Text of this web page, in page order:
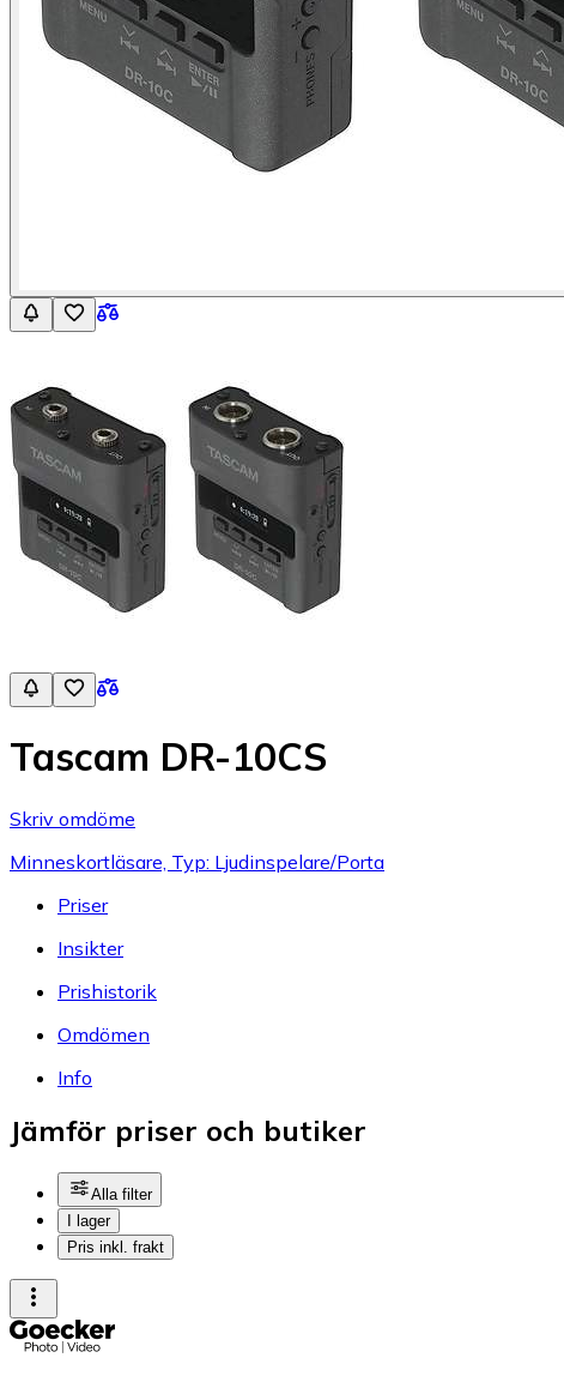
Tascam DR-10CS
Skriv omdöme
Minneskortläsare, Typ: Ljudinspelare/Porta
Priser
Insikter
Prishistorik
Omdömen
Info
Jämför priser och butiker
Alla filter
I lager
Pris inkl. frakt